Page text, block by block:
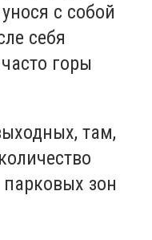
с собой
себя
горы
там,
зон